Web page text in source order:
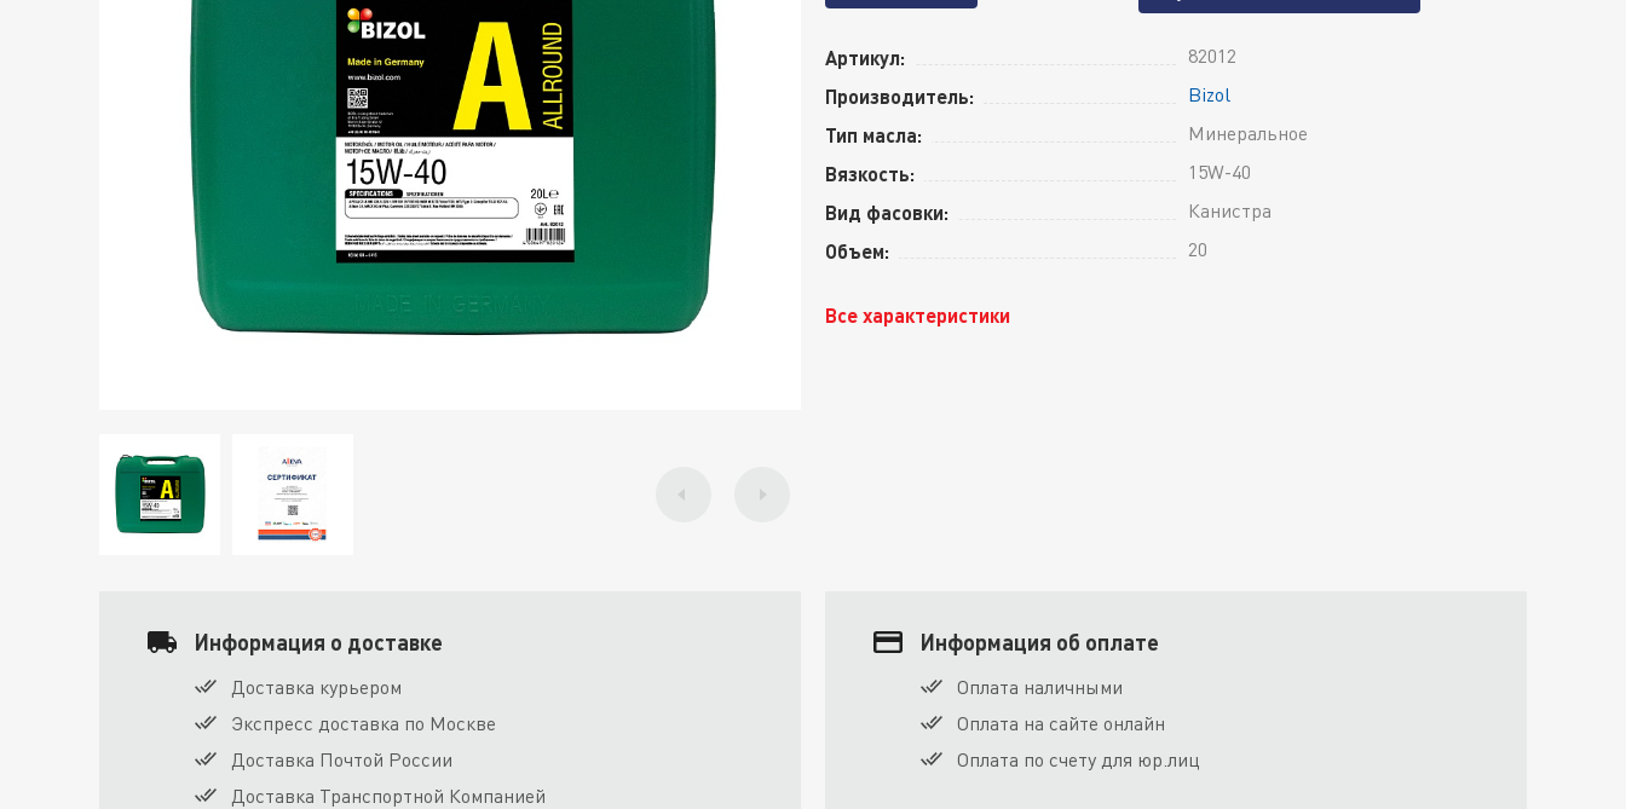
Артикул: 82012
Производитель: Bizol
Тип масла: Минеральное
Вязкость: 15W-40
Вид фасовки: Канистра
Объем: 20
Все характеристики
Информация о доставке
Доставка курьером
Экспресс доставка по Москве
Доставка Почтой России
Доставка Транспортной Компанией
Информация об оплате
Оплата наличными
Оплата на сайте онлайн
Оплата по счету для юр.лиц